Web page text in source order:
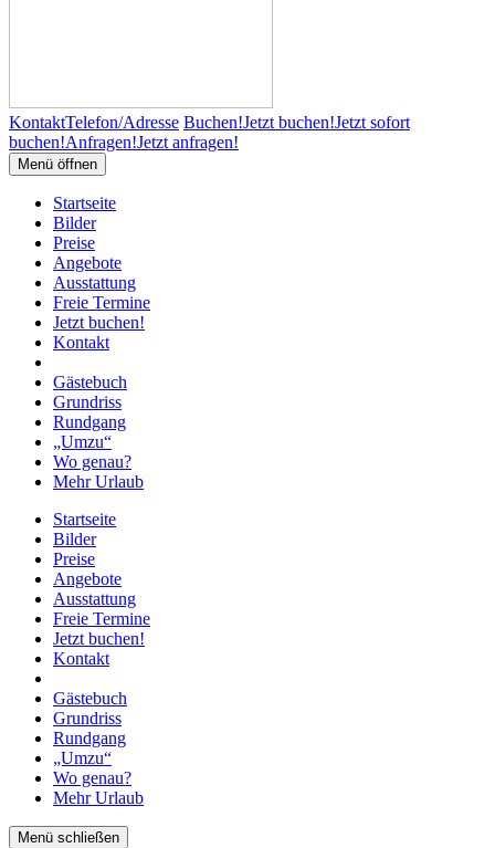
KontaktTelefon/Adresse Buchen!Jetzt buchen!Jetzt sofort
buchen!Anfragen!Jetzt anfragen!
Menü öffnen
Startseite
Bilder
Preise
Angebote
Ausstattung
Freie Termine
Jetzt buchen!
Kontakt
Gästebuch
Grundriss
Rundgang
„Umzu“
Wo genau?
Mehr Urlaub
Startseite
Bilder
Preise
Angebote
Ausstattung
Freie Termine
Jetzt buchen!
Kontakt
Gästebuch
Grundriss
Rundgang
„Umzu“
Wo genau?
Mehr Urlaub
Menü schließen